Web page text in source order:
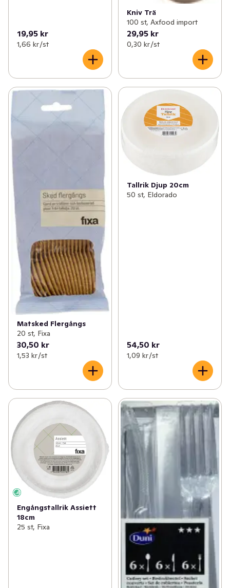
19,95 kr
1,66 kr /st
Kniv Trä
100 st, Axfood import
29,95 kr
0,30 kr /st
Matsked Flergångs
20 st, Fixa
30,50 kr
1,53 kr /st
Tallrik Djup 20cm
50 st, Eldorado
54,50 kr
1,09 kr /st
Engångstallrik Assiett
18cm
25 st, Fixa